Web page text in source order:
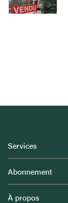
Services
Abonnement
À propos